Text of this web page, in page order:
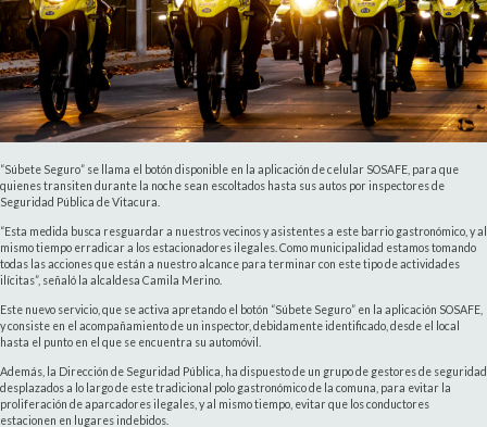
“Súbete Seguro” se llama el botón disponible en la aplicación de celular SOSAFE, para que
quienes transiten durante la noche sean escoltados hasta sus autos por inspectores de
Seguridad Pública de Vitacura.
“Esta medida busca resguardar a nuestros vecinos y asistentes a este barrio gastronómico, y al
mismo tiempo erradicar a los estacionadores ilegales. Como municipalidad estamos tomando
todas las acciones que están a nuestro alcance para terminar con este tipo de actividades
ilícitas”, señaló la alcaldesa Camila Merino.
Este nuevo servicio, que se activa apretando el botón “Súbete Seguro” en la aplicación SOSAFE,
y consiste en el acompañamiento de un inspector, debidamente identificado, desde el local
hasta el punto en el que se encuentra su automóvil.
Además, la Dirección de Seguridad Pública, ha dispuesto de un grupo de gestores de seguridad
desplazados a lo largo de este tradicional polo gastronómico de la comuna, para evitar la
proliferación de aparcadores ilegales, y al mismo tiempo, evitar que los conductores
estacionen en lugares indebidos.